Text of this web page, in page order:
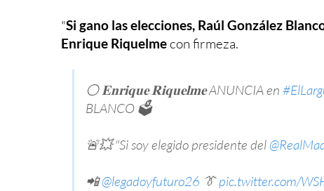
"Si gano las elecciones, Raúl González
Enrique Riquelmecon firmeza.
⚪️ 𝐄𝐧𝐫𝐢𝐪𝐮𝐞 𝐑𝐢𝐪𝐮𝐞𝐥𝐦𝐞 ANUNCIA en
BLANCO 🗳️
🚨💥 "Si soy elegido presidente del
📲@legadoyfuturo26 👔pic.twitter.com/